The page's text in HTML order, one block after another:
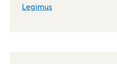
Legimus